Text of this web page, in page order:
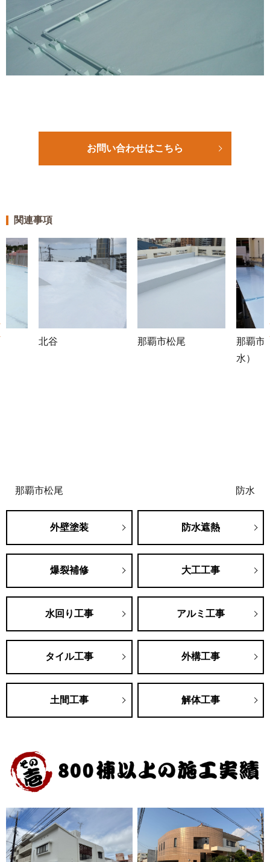
お問い合わせはこちら
関連事項
北谷 那覇市松尾
那覇市
水）
那覇市松尾 防水
外壁塗装 防水遮熱
爆裂補修 大工工事
水回り工事 アルミ工事
タイル工事 外構工事
土間工事 解体工事